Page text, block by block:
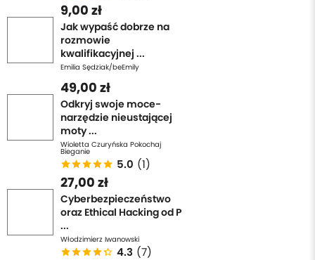
9,00 zł
Jak wypaść dobrze na
rozmowie
kwalifikacyjnej ...
Emilia Sędziak/beEmily
49,00 zł
Odkryj swoje moce-
narzędzie nieustającej
moty ...
Wioletta Czuryńska Pokochaj
Bieganie
5.0 (1)
27,00 zł
Cyberbezpieczeństwo
oraz Ethical Hacking od P
...
Włodzimierz Iwanowski
4.3 (7)